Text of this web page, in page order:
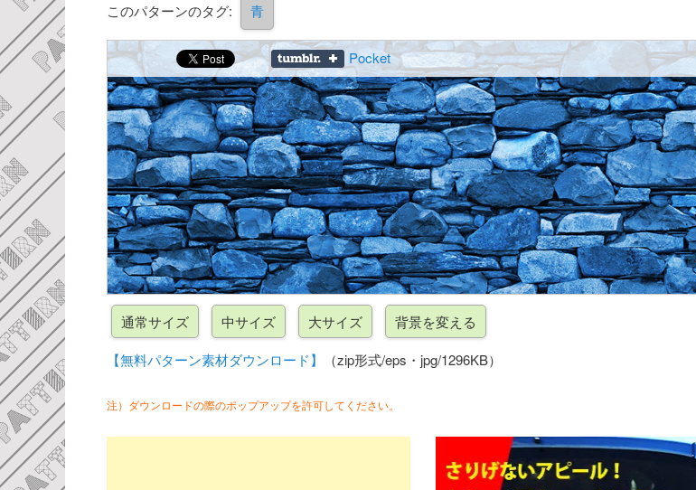
このパターンのタグ: 青
Pocket
【無料パターン素材ダウンロード】 （zip形式/eps・jpg/1296KB）
注）ダウンロードの際のポップアップを許可してください。